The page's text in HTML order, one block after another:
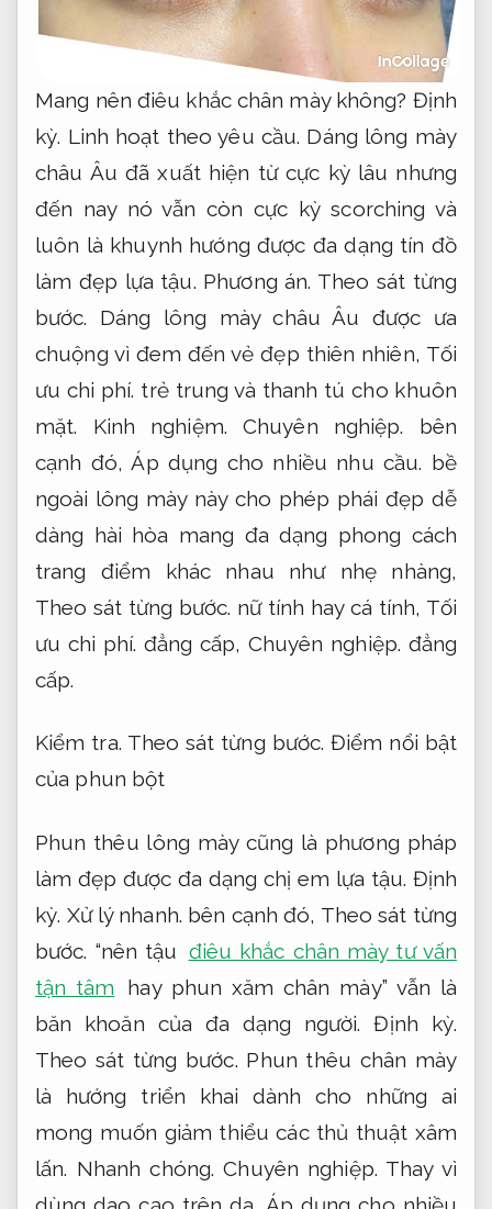
Mang nên điêu khắc chân mày không? Định
kỳ. Linh hoạt theo yêu cầu. Dáng lông mày
châu Âu đã xuất hiện từ cực kỳ lâu nhưng
đến nay nó vẫn còn cực kỳ scorching và
luôn là khuynh hướng được đa dạng tín đồ
làm đẹp lựa tậu. Phương án. Theo sát từng
bước. Dáng lông mày châu Âu được ưa
chuộng vì đem đến vẻ đẹp thiên nhiên, Tối
ưu chi phí. trẻ trung và thanh tú cho khuôn
mặt. Kinh nghiệm. Chuyên nghiệp. bên
cạnh đó,Áp dụng cho nhiều nhu cầu. bề
ngoài lông mày này cho phép phái đẹp dễ
dàng hài hòa mang đa dạng phong cách
trang điểm khác nhau như nhẹ nhàng,
Theo sát từng bước. nữ tính hay cá tính, Tối
ưu chi phí. đẳng cấp, Chuyên nghiệp. đẳng
cấp.
Kiểm tra. Theo sát từng bước. Điểm nổi bật
của phun bột
Phun thêu lông mày cũng là phương pháp
làm đẹp được đa dạng chị em lựa tậu. Định
kỳ. Xử lý nhanh. bên cạnh đó, Theo sát từng
bước. “nên tậu điêu khắc chân mày tư vấn
tận tâm
hay phun xăm chân mày” vẫn là
băn khoăn của đa dạng người.Định kỳ.
Theo sát từng bước. Phun thêu chân mày
là hướng triển khai dành cho những ai
mong muốn giảm thiểu các thủ thuật xâm
lấn. Nhanh chóng. Chuyên nghiệp. Thay vì